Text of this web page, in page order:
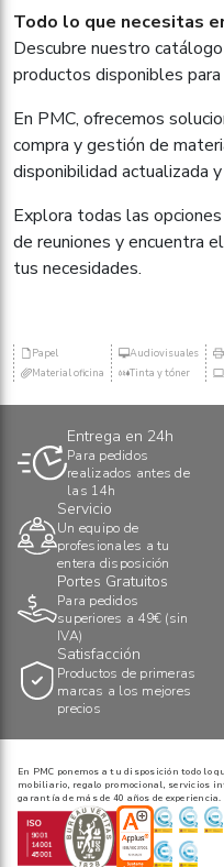
Todo lo que necesitas
Descubre nuestro
productos disponibles
En PMC, ofrecemos
compra y gestión de
disponibilidad actualizada
Explora todas las
de reuniones y encuentra
tus necesidades.
Papel
Material oficina
Audiovisuales
Tinta y tóner
Entrega en 24h
Para pedidos
realizados antes de
las 14h
Servicio
Un equipo de
profesionales a tu
entera disposición
Portes Gratuitos
Para pedidos
superiores a 49€ (sin
IVA)
Satisfacción
Productos de primeras
marcas a los mejores
precios
En PMC ponemos a tu disposición todo lo
mobiliario, regalo promocional, servicios
garantía de más de 40 años de experiencia.